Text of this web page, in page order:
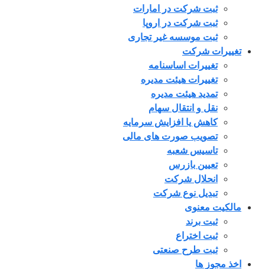
ثبت شرکت در امارات
ثبت شرکت در اروپا
ثبت موسسه غیر تجاری
تغییرات شرکت
تغییرات اساسنامه
تغییرات هیئت مدیره
تمدید هیئت مدیره
نقل و انتقال سهام
کاهش یا افزایش سرمایه
تصویب صورت های مالی
تاسیس شعبه
تعیین بازرس
انحلال شرکت
تبدیل نوع شرکت
مالکیت معنوی
ثبت برند
ثبت اختراع
ثبت طرح صنعتی
اخذ مجوز ها